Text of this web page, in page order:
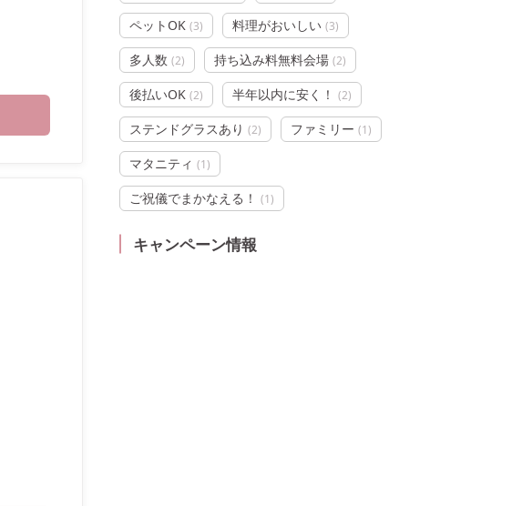
ペットOK (3) 料理がおいしい (3)
多人数 (2) 持ち込み料無料会場 (2)
後払いOK (2) 半年以内に安く！ (2)
ステンドグラスあり (2) ファミリー (1)
マタニティ (1)
ご祝儀でまかなえる！ (1)
キャンペーン情報